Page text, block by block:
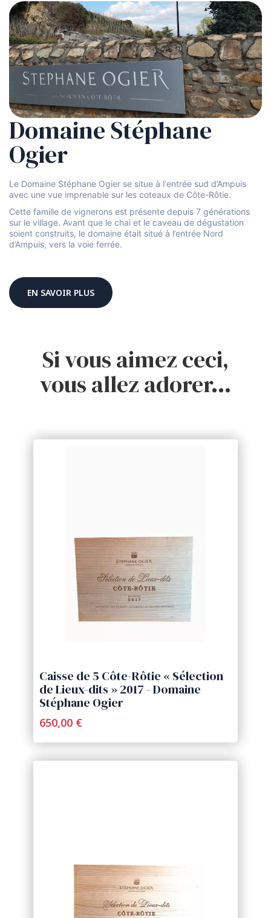
Domaine Stéphane
Ogier
Le Domaine Stéphane Ogier se situe à l'entrée sud d’Ampuis
avec une vue imprenable sur les coteaux de Côte-Rôtie.
Cette famille de vignerons est présente depuis 7 générations
sur le village. Avant que le chai et le caveau de dégustation
soient construits, le domaine était situé à l’entrée Nord
d’Ampuis, vers la voie ferrée.
EN SAVOIR PLUS
Si vous aimez ceci,
vous allez adorer…
Caisse de 5 Côte-Rôtie « Sélection
de Lieux-dits » 2017 - Domaine
Stéphane Ogier
650,00 €